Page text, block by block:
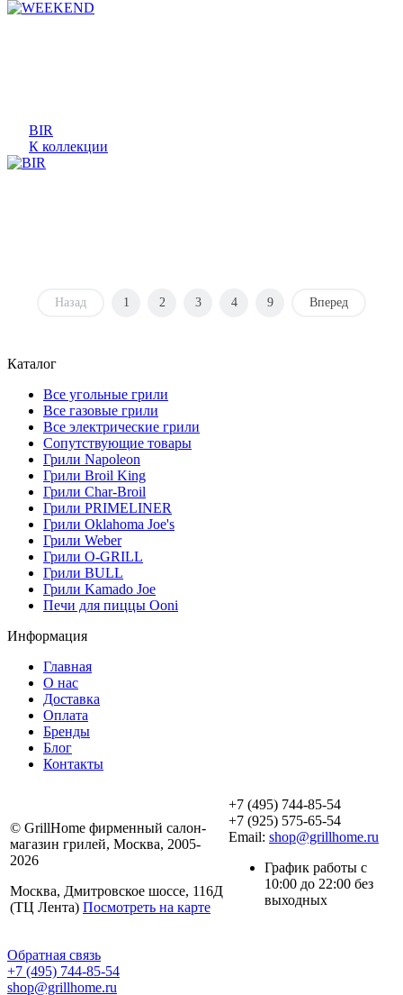
BIR
К коллекции
Назад 1 2 3 4 9 Вперед
Каталог
Все угольные грили
Все газовые грили
Все электрические грили
Сопутствующие товары
Грили Napoleon
Грили Broil King
Грили Char-Broil
Грили PRIMELINER
Грили Oklahoma Joe's
Грили Weber
Грили O-GRILL
Грили BULL
Грили Kamado Joe
Печи для пиццы Ooni
Информация
Главная
О нас
Доставка
Оплата
Бренды
Блог
Контакты
© GrillHome фирменный салон-
магазин грилей, Москва, 2005-
2026
Москва, Дмитровское шоссе, 116Д
(ТЦ Лента) Посмотреть на карте
+7 (495) 744-85-54
+7 (925) 575-65-54
Email: shop@grillhome.ru
График работы с
10:00 до 22:00 без
выходных
Обратная связь
+7 (495) 744-85-54
shop@grillhome.ru